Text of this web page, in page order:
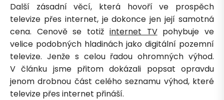
Další zásadní věcí, která hovoří ve prospěch
televize přes internet, je dokonce jen její samotná
cena. Cenově se totiž internet TVpohybuje ve
velice podobných hladinách jako digitální pozemní
televize. Jenže s celou řadou ohromných výhod.
V článku jsme přitom dokázali popsat opravdu
jenom drobnou část celého seznamu výhod, které
televize přes internet přináší.